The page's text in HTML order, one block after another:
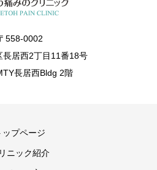
558-0002
長居西2丁目11番18号
長居西Bldg 2階
ップページ
ニック紹介